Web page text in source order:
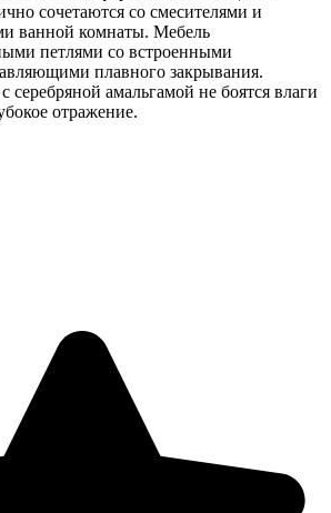
сочетаются со смесителями и
ванной комнаты. Мебель
петлями со встроенными
плавного закрывания.
серебряной амальгамой не боятся влаги
отражение.